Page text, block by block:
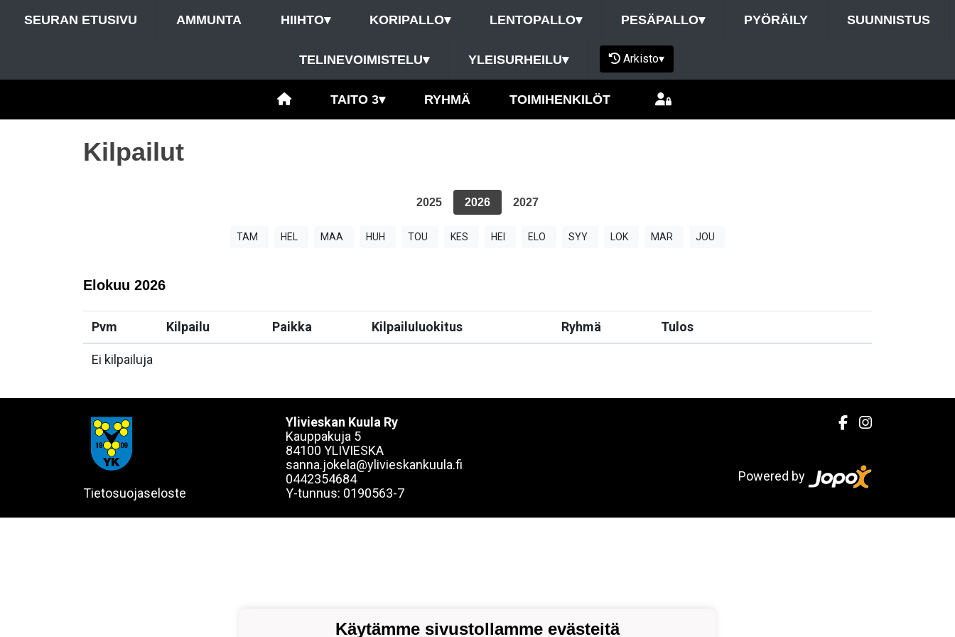
SEURAN ETUSIVU AMMUNTA HIIHTO▾ KORIPALLO▾ LENTOPALLO▾ PESÄPALLO▾ PYÖRÄILY SUUNNISTUS
TELINEVOIMISTELU▾ YLEISURHEILU▾ Arkisto▾
TAITO 3▾ RYHMÄ TOIMIHENKILÖT
Kilpailut
2025 2026 2027
TAM HEL MAA HUH TOU KES HEI ELO SYY LOK MAR JOU
Elokuu 2026
Pvm Kilpailu Paikka Kilpailuluokitus Ryhmä Tulos
Ei kilpailuja
Tietosuojaseloste
Ylivieskan Kuula Ry
Kauppakuja 5
84100 YLIVIESKA
sanna.jokela@ylivieskankuula.fi
0442354684
Y-tunnus: 0190563-7
Powered by
Käytämme sivustollamme evästeitä